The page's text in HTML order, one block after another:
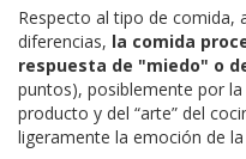
Respecto al tipo de comida,
diferencias, la comida
respuesta de "miedo" o
puntos), posiblemente por
producto y del “arte” del
ligeramente la emoción de la